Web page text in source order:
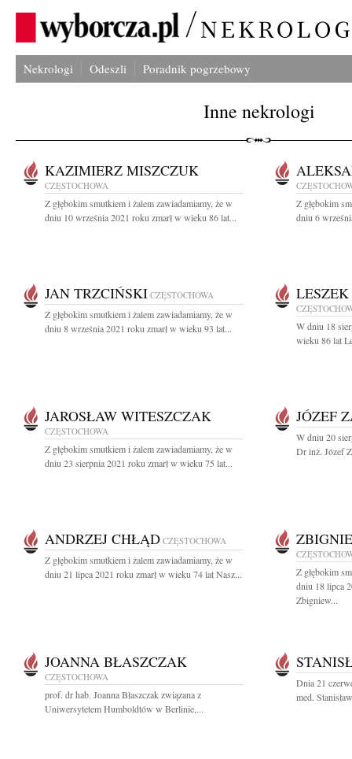
Nekrologi Odeszli Poradnik pogrzebowy
Inne nekrologi
KAZIMIERZ MISZCZUK
CZĘSTOCHOWA
Z głębokim smutkiem i żalem zawiadamiamy, że w
dniu 10 września 2021 roku zmarł w wieku 86 lat...
Z głębokim
dniu 6
JAN TRZCIŃSKI CZĘSTOCHOWA
Z głębokim smutkiem i żalem zawiadamiamy, że w
dniu 8 września 2021 roku zmarł w wieku 93 lat...
W dniu 18
wieku 86 lat
JAROSŁAW WITESZCZAK
CZĘSTOCHOWA
Z głębokim smutkiem i żalem zawiadamiamy, że w
dniu 23 sierpnia 2021 roku zmarł w wieku 75 lat...
JÓZEF
W dniu 20
Dr inż. Józef
ANDRZEJ CHŁĄD CZĘSTOCHOWA
Z głębokim smutkiem i żalem zawiadamiamy, że w
dniu 21 lipca 2021 roku zmarł w wieku 74 lat Nasz...
Z głębokim
dniu 18 lipca
Zbigniew...
JOANNA BŁASZCZAK
CZĘSTOCHOWA
prof. dr hab. Joanna Błaszczak związana z
Uniwersytetem Humboldtów w Berlinie,...
Dnia 21
med.